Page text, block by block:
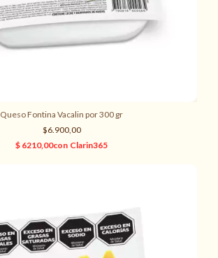
Queso Fontina Vacalin por 300 gr
$6.900,00